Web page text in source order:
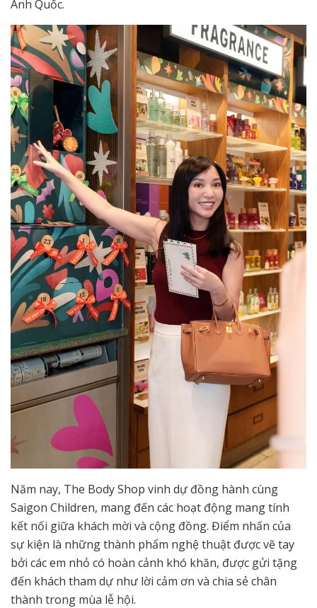
Anh Quốc.
Năm nay, The Body Shop vinh dự đồng hành cùng
Saigon Children, mang đến các hoạt động mang tính
kết nối giữa khách mời và cộng đồng. Điểm nhấn của
sự kiện là những thành phẩm nghệ thuật được vẽ tay
bởi các em nhỏ có hoàn cảnh khó khăn, được gửi tặng
đến khách tham dự như lời cảm ơn và chia sẻ chân
thành trong mùa lễ hội.